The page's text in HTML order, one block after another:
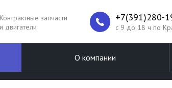
Контрактные запчасти
и двигатели
+7(391)280-
c 9 до 18 ч по
О компании